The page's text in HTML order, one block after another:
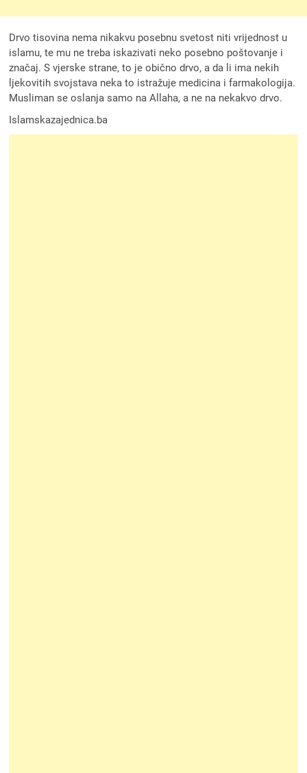
Drvo tisovina nema nikakvu posebnu svetost niti vrijednost u
islamu, te mu ne treba iskazivati neko posebno poštovanje i
značaj. S vjerske strane, to je obično drvo, a da li ima nekih
ljekovitih svojstava neka to istražuje medicina i farmakologija.
Musliman se oslanja samo na Allaha, a ne na nekakvo drvo.
Islamskazajednica.ba